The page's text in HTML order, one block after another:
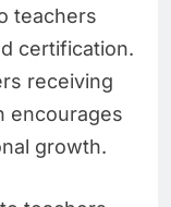
teachers
certification.
receiving
encourages
growth.